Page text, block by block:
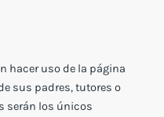
hacer uso de la página
sus padres, tutores o
serán los únicos